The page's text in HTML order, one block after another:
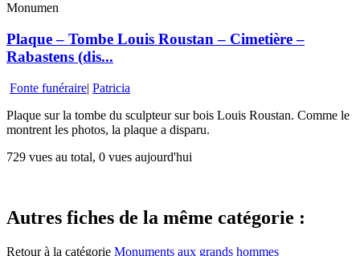
Monumen
Plaque – Tombe Louis Roustan – Cimetière –
Rabastens (dis...
Fonte funéraire| Patricia
Plaque sur la tombe du sculpteur sur bois Louis Roustan. Comme le
montrent les photos, la plaque a disparu.
729 vues au total, 0 vues aujourd'hui
Autres fiches de la même catégorie :
Retour à la catégorie Monuments aux grands hommes